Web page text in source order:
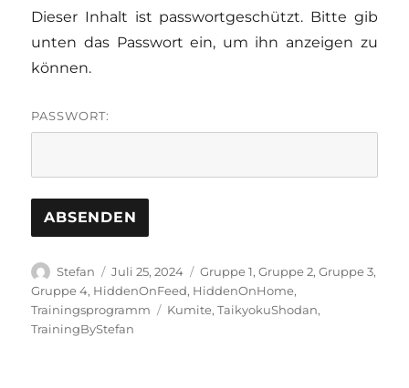
Dieser Inhalt ist passwortgeschützt. Bitte gib
unten das Passwort ein, um ihn anzeigen zu
können.
PASSWORT:
Autor
Stefan
Veröffentlicht
am
Juli 25, 2024 Kategorien
Gruppe 1,Gruppe 2,Gruppe 3,
Gruppe 4, HiddenOnFeed, HiddenOnHome,
Trainingsprogramm
Schlagwörter
Kumite,TaikyokuShodan,
TrainingByStefan